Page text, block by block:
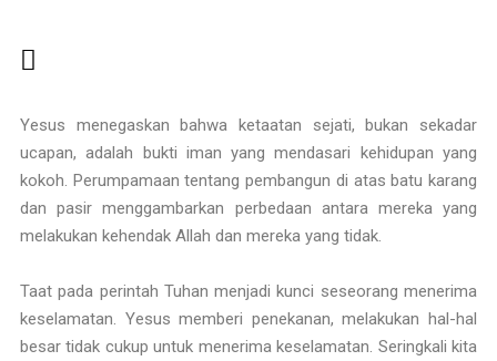
Yesus menegaskan bahwa ketaatan sejati, bukan sekadar
ucapan, adalah bukti iman yang mendasari kehidupan yang
kokoh. Perumpamaan tentang pembangun di atas batu karang
dan pasir menggambarkan perbedaan antara mereka yang
melakukan kehendak Allah dan mereka yang tidak.
Taat pada perintah Tuhan menjadi kunci seseorang menerima
keselamatan. Yesus memberi penekanan, melakukan hal-hal
besar tidak cukup untuk menerima keselamatan. Seringkali kita